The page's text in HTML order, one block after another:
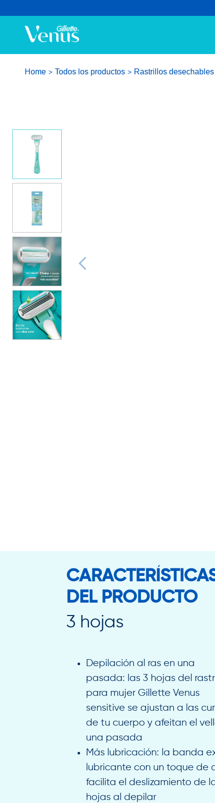
Home Todos los productos Rastrillos desechables
DEL PRODUCTO
3 hojas
Depilación al ras en una
pasada: las 3 hojas del
para mujer Gillette Venus
sensitive se ajustan a las
de tu cuerpo y afeitan el
una pasada
Más lubricación: la banda
lubricante con un toque de
facilita el deslizamiento de
hojas al depilar